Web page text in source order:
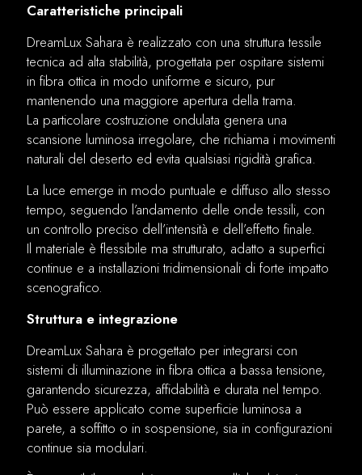
Caratteristiche principali
DreamLux Sahara è realizzato con una struttura tessile
tecnica ad alta stabilità, progettata per ospitare sistemi
in fibra ottica in modo uniforme e sicuro, pur
mantenendo una maggiore apertura della trama.
La particolare costruzione ondulata genera una
scansione luminosa irregolare, che richiama i movimenti
naturali del deserto ed evita qualsiasi rigidità grafica.
La luce emerge in modo puntuale e diffuso allo stesso
tempo, seguendo l’andamento delle onde tessili, con
un controllo preciso dell’intensità e dell’effetto finale.
Il materiale è flessibile ma strutturato, adatto a superfici
continue e a installazioni tridimensionali di forte impatto
scenografico.
Struttura e integrazione
DreamLux Sahara è progettato per integrarsi con
sistemi di illuminazione in fibra ottica a bassa tensione,
garantendo sicurezza, affidabilità e durata nel tempo.
Può essere applicato come superficie luminosa a
parete, a soffitto o in sospensione, sia in configurazioni
continue sia modulari.